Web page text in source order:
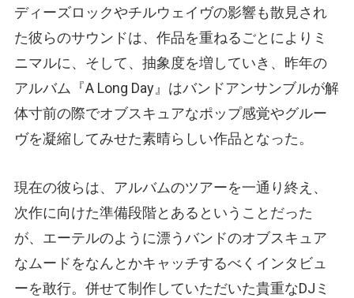
ディーズロックやチルウェイヴの影響も散見され
た彼らのサウンドは、作品を重ねるごとによりミ
ニマルに、そして、抽象度を増していき、昨年の
アルバム『A Long Day』はバンドアンサンブルが解
体寸前の際でオブスキュアなポップ感覚やグルー
ヴを凝縮してみせた素晴らしい作品となった。
現在の彼らは、アルバムのツアーを一通り終え、
次作に向けた準備段階とあるということだった
が、エーテルのように漂うバンドのオブスキュア
なムードをなんとかキャッチするべくインタビュ
ーを敢行。併せて制作していただいた貴重なDJミ